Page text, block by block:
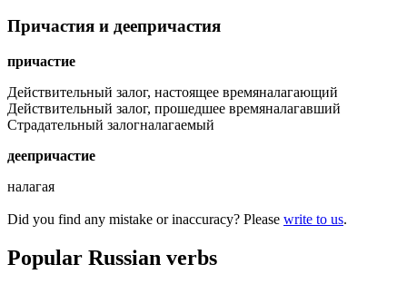
Причастия и деепричастия
причастие
Действительный залог, настоящее времяналагающий
Действительный залог, прошедшее времяналагавший
Страдательный залогналагаемый
деепричастие
налагая
Did you find any mistake or inaccuracy? Please write to us.
Popular Russian verbs